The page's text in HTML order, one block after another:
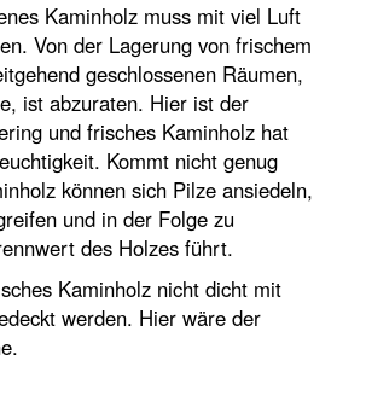
Kaminholz muss mit viel Luft
Von der Lagerung von frischem
geschlossenen Räumen,
ist abzuraten. Hier ist der
und frisches Kaminholz hat
Kommt nicht genug
können sich Pilze ansiedeln,
und in der Folge zu
des Holzes führt.
Kaminholz nicht dicht mit
werden. Hier wäre der